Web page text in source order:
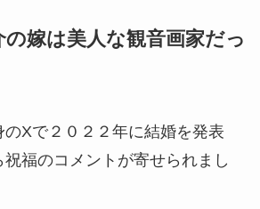
の嫁は美人な観音画家だっ
Xで２０２２年に結婚を発表
祝福のコメントが寄せられまし